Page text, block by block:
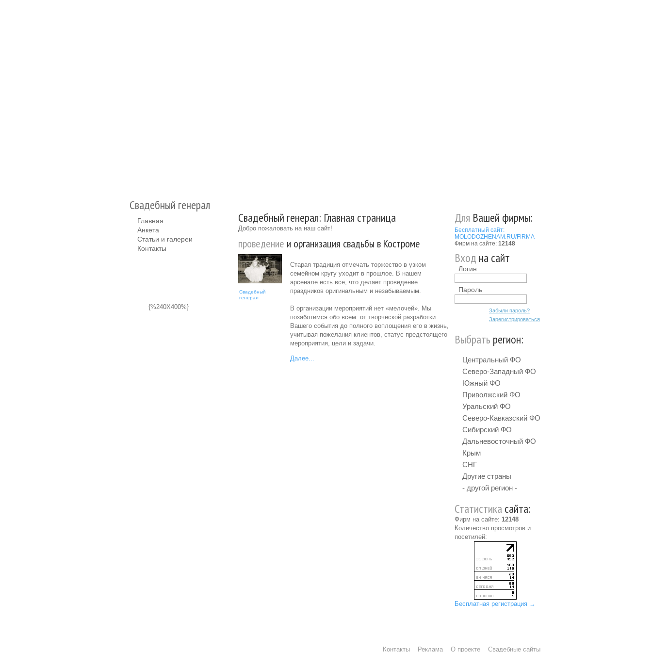
Свадебный генерал
Главная
Анкета
Статьи и галереи
Контакты
{%240X400%}
Свадебный генерал: Главная страница
Добро пожаловать на наш сайт!
проведение и организация свадьбы в Костроме
Свадебный
генерал
Старая традиция отмечать торжество в узком
семейном кругу уходит в прошлое. В нашем
арсенале есть все, что делает проведение
праздников оригинальным и незабываемым.
В организации мероприятий нет «мелочей». Мы
позаботимся обо всем: от творческой разработки
Вашего события до полного воплощения его в жизнь,
учитывая пожелания клиентов, статус предстоящего
мероприятия, цели и задачи.
Далее...
Для Вашей фирмы:
Бесплатный сайт:
MOLODOZHENAM.RU/FIRMA
Фирм на сайте: 12148
Вход на сайт
Логин
Пароль
Забыли пароль?
Зарегистрироваться
Выбрать регион:
Центральный ФО
Северо-Западный ФО
Южный ФО
Приволжский ФО
Уральский ФО
Северо-Кавказский ФО
Сибирский ФО
Дальневосточный ФО
Крым
СНГ
Другие страны
- другой регион -
Статистика сайта:
Фирм на сайте: 12148
Количество просмотров и
посетилей:
Бесплатная регистрация →
Контакты Реклама О проекте Свадебные сайты